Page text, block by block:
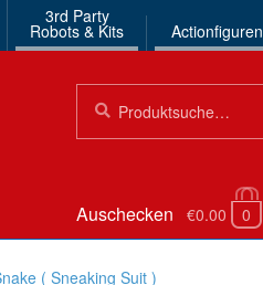
3rd Party
Robots & Kits Actionfiguren
nach:
Auschecken €0.00 0
( Sneaking Suit )